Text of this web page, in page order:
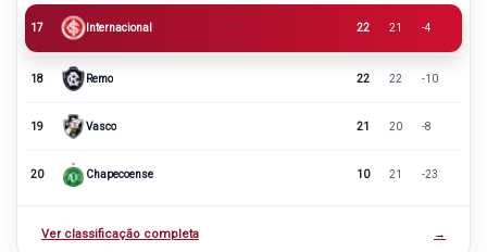
17 Internacional 22 21 -4
18 Remo 22 22 -10
19 Vasco 21 20 -8
20 Chapecoense 10 21 -23
Ver classificação completa →